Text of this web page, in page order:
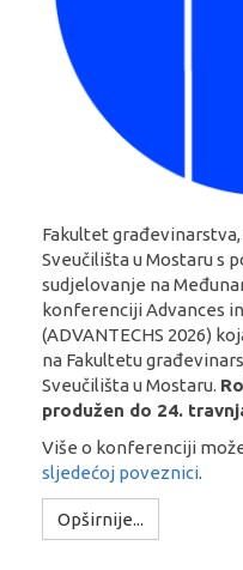
Fakultet
Sveučilišta u Mostaru s
sudjelovanje na
konferenciji Advances
(ADVANTECHS 2026)
na Fakultetu
Sveučilišta u Mostaru.
produžen do 24.
Više o konferenciji
sljedećoj poveznici.
Opširnije...